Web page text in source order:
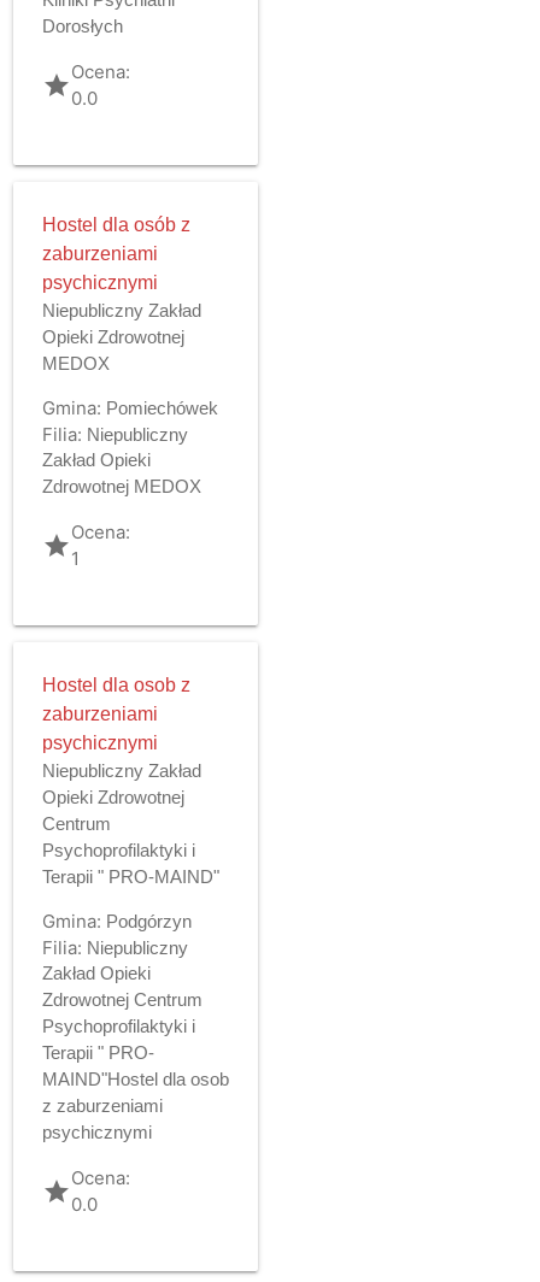
Dorosłych
gradeOcena:
0.0
Hostel dla osób z
zaburzeniami
psychicznymi
Niepubliczny Zakład
Opieki Zdrowotnej
MEDOX
Gmina: Pomiechówek
Filia: Niepubliczny
Zakład Opieki
Zdrowotnej MEDOX
gradeOcena:
1
Hostel dla osob z
zaburzeniami
psychicznymi
Niepubliczny Zakład
Opieki Zdrowotnej
Centrum
Psychoprofilaktyki i
Terapii " PRO-MAIND"
Gmina: Podgórzyn
Filia: Niepubliczny
Zakład Opieki
Zdrowotnej Centrum
Psychoprofilaktyki i
Terapii " PRO-
MAIND"Hostel dla osob
z zaburzeniami
psychicznymi
gradeOcena:
0.0